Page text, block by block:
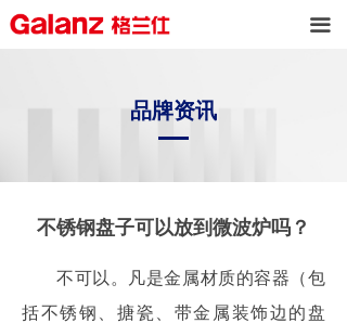
끀
不锈钢盘子可以放到微波炉吗？
不可以。凡是金属材质的容器（包
括不锈钢、搪瓷、带金属装饰边的盘
品牌资讯